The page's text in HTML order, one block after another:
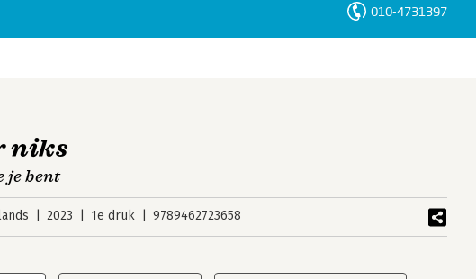
010-4731397
niks
je bent
2023 1e druk 9789462723658
Personen